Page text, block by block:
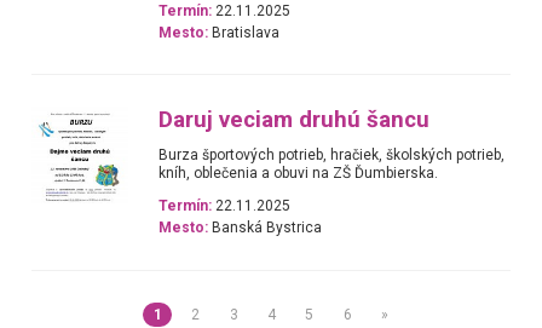
Termín: 22.11.2025
Mesto: Bratislava
Daruj veciam druhú šancu
Burza športových potrieb, hračiek, školských potrieb,
kníh, oblečenia a obuvi na ZŠ Ďumbierska.
Termín: 22.11.2025
Mesto: Banská Bystrica
1 2 3 4 5 6 »